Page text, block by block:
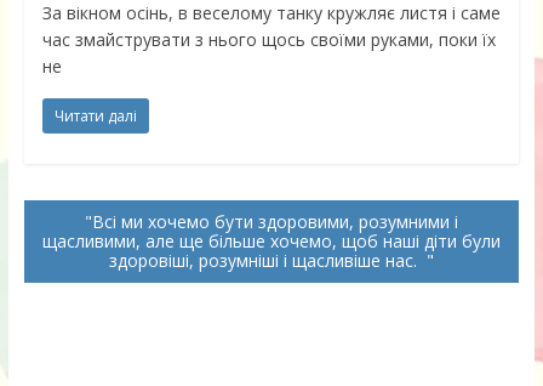
За вікном осінь, в веселому танку кружляє листя і саме
час змайструвати з нього щось своїми руками, поки їх
не
Читати далі
Всі ми хочемо бути здоровими, розумними і
щасливими, але ще більше хочемо, щоб наші діти були
здоровіші, розумніші і щасливіше нас.